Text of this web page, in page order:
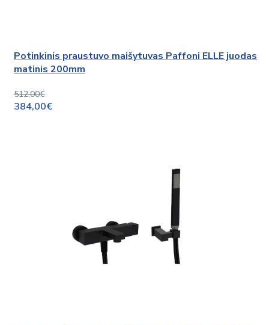
Potinkinis praustuvo maišytuvas Paffoni ELLE juodas
matinis 200mm
512,00€
384,00€